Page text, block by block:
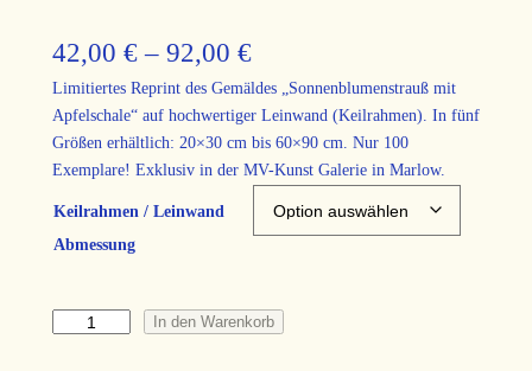
42,00 € – 92,00 €P
r
e
i
p
Limitiertes Reprint des Gemäldes „Sonnenblumenstrauß mit
Apfelschale“ auf hochwertiger Leinwand (Keilrahmen). In fünf
Größen erhältlich: 20×30 cm bis 60×90 cm. Nur 100
Exemplare! Exklusiv in der MV-Kunst Galerie in Marlow.
Keilrahmen / Leinwand
Abmessung
In den Warenkorb